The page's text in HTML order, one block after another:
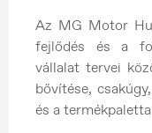
Az MG Motor
fejlődés és a
vállalat tervei
bővítése,
és a